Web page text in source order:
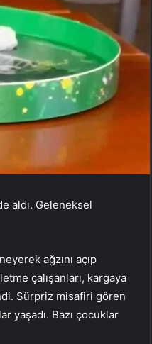
aldı. Geleneksel
ağzını açıp
çalışanları, kargaya
Sürpriz misafiri gören
yaşadı. Bazı çocuklar